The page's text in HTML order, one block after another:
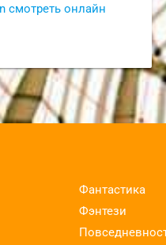
смотреть онлайн
Фантастика
Фэнтези